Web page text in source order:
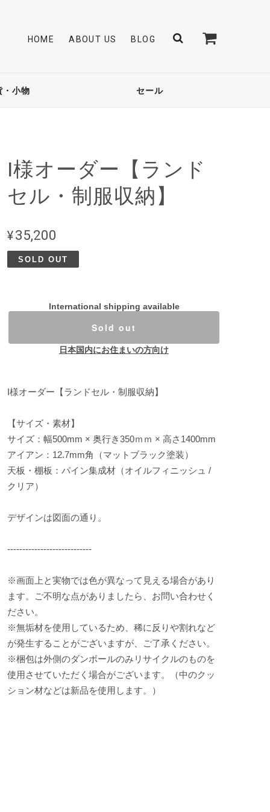
HOME ABOUT US BLOG
・小物 セール
I様オーダー【ランド
セル・制服収納】
¥35,200
SOLD OUT
International shipping available
Sold out
日本国内にお住まいの方向け
I様オーダー【ランドセル・制服収納】
【サイズ・素材】
サイズ：幅500mm × 奥行き350ｍｍ × 高さ1400mm
アイアン：12.7mm角（マットブラック塗装）
天板・棚板：パイン集成材（オイルフィニッシュ /
クリア）
デザインは図面の通り。
----------------------------
※画面上と実物では色が異なって見える場合があり
ます。ご不明な点がありましたら、お問い合わせく
ださい。
※無垢材を使用しているため、稀に反りや割れなど
が発生することがございますが、ご了承ください。
※梱包は外側のダンボールのみリサイクルのものを
使用させていただく場合がございます。（中のクッ
ション材などは新品を使用します。）